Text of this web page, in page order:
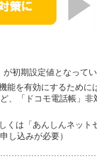
が初期設定値となって
能を有効にするため
、「ドコモ電話帳」
くは「あんしんネッ
し込みが必要）